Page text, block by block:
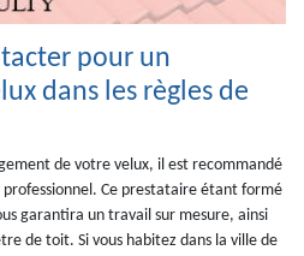
pour un
dans les règles de
de votre velux, il est recommandé
Ce prestataire étant formé
garantira un travail sur mesure, ainsi
de toit. Si vous habitez dans la ville de